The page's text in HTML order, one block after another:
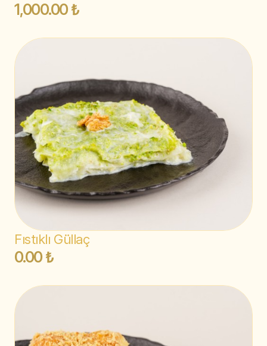
1,000.00 ₺
Fıstıklı Güllaç
0.00 ₺